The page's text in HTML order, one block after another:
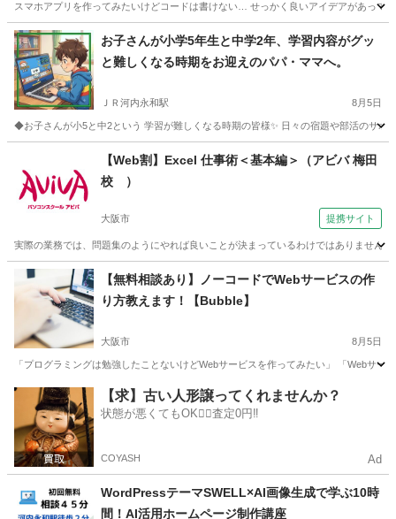
スマホアプリを作ってみたいけどコードは書けない… せっかく良いアイデアがあって
大阪 大阪市 その他 東京 世田谷区 その他
ノーコード
お子さんが小学5年生と中学2年、学習内容がグッ
と難しくなる時期をお迎えのパパ・ママへ。
ＪＲ河内永和駅 8月5日
◆お子さんが小5と中2という 学習が難しくなる時期の皆様✨ 日々の宿題や部活のサ
ＪＲ河内永和駅 ホームページ作成 Canva
【Web割】Excel 仕事術＜基本編＞（アビバ 梅田
校 ）
大阪市 提携サイト
実際の業務では、問題集のようにやれば良いことが決まっているわけではありません
大阪 大阪市 エクセル
【無料相談あり】ノーコードでWebサービスの作
り方教えます！【Bubble】
大阪市 8月5日
「プログラミングは勉強したことないけどWebサービスを作ってみたい」 「Webサ
大阪 大阪市 その他 ノーコード
【求】古い人形譲ってくれませんか？
状態が悪くてもOK🙆‍♀️査定0円‼️
COYASH Ad
WordPressテーマSWELL×AI画像生成で学ぶ10時
間！AI活用ホームページ制作講座